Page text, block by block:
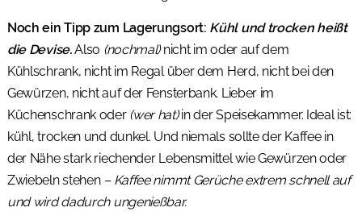
Noch ein Tipp zum Lagerungsort: Kühl und trocken heißt
die Devise.Also (nochmal)nicht im oder auf dem
Kühlschrank, nicht im Regal über dem Herd, nicht bei den
Gewürzen, nicht auf der Fensterbank. Lieber im
Küchenschrank oder (wer hat)in der Speisekammer. Ideal ist:
kühl, trocken und dunkel. Und niemals sollte der Kaffee in
der Nähe stark riechender Lebensmittel wie Gewürzen oder
Zwiebeln stehen – Kaffee nimmt Gerüche extrem schnell auf
und wird dadurch ungenießbar.